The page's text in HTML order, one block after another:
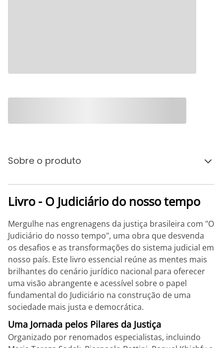
Sobre o produto
Livro - O Judiciário do nosso tempo
Mergulhe nas engrenagens da justiça brasileira com "O
Judiciário do nosso tempo", uma obra que desvenda
os desafios e as transformações do sistema judicial em
nosso país. Este livro essencial reúne as mentes mais
brilhantes do cenário jurídico nacional para oferecer
uma visão abrangente e acessível sobre o papel
fundamental do Judiciário na construção de uma
sociedade mais justa e democrática.
Uma Jornada pelos Pilares da Justiça
Organizado por renomados especialistas, incluindo